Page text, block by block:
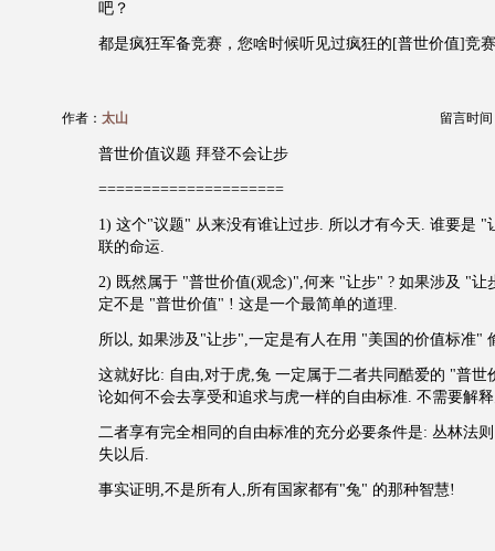
吧？
都是疯狂军备竞赛，您啥时候听见过疯狂的[普世价值]竞
作者： 太山 留言时间
普世价值议题 拜登不会让步
=====================
1) 这个"议题" 从来没有谁让过步. 所以才有今天. 谁要是 "
联的命运.
2) 既然属于 "普世价值(观念)",何来 "让步" ? 如果涉及 "让
定不是 "普世价值" ! 这是一个最简单的道理.
所以, 如果涉及"让步",一定是有人在用 "美国的价值标准"
这就好比: 自由,对于虎,兔 一定属于二者共同酷爱的 "普世
论如何不会去享受和追求与虎一样的自由标准. 不需要解
二者享有完全相同的自由标准的充分必要条件是: 丛林法
失以后.
事实证明,不是所有人,所有国家都有"兔" 的那种智慧!